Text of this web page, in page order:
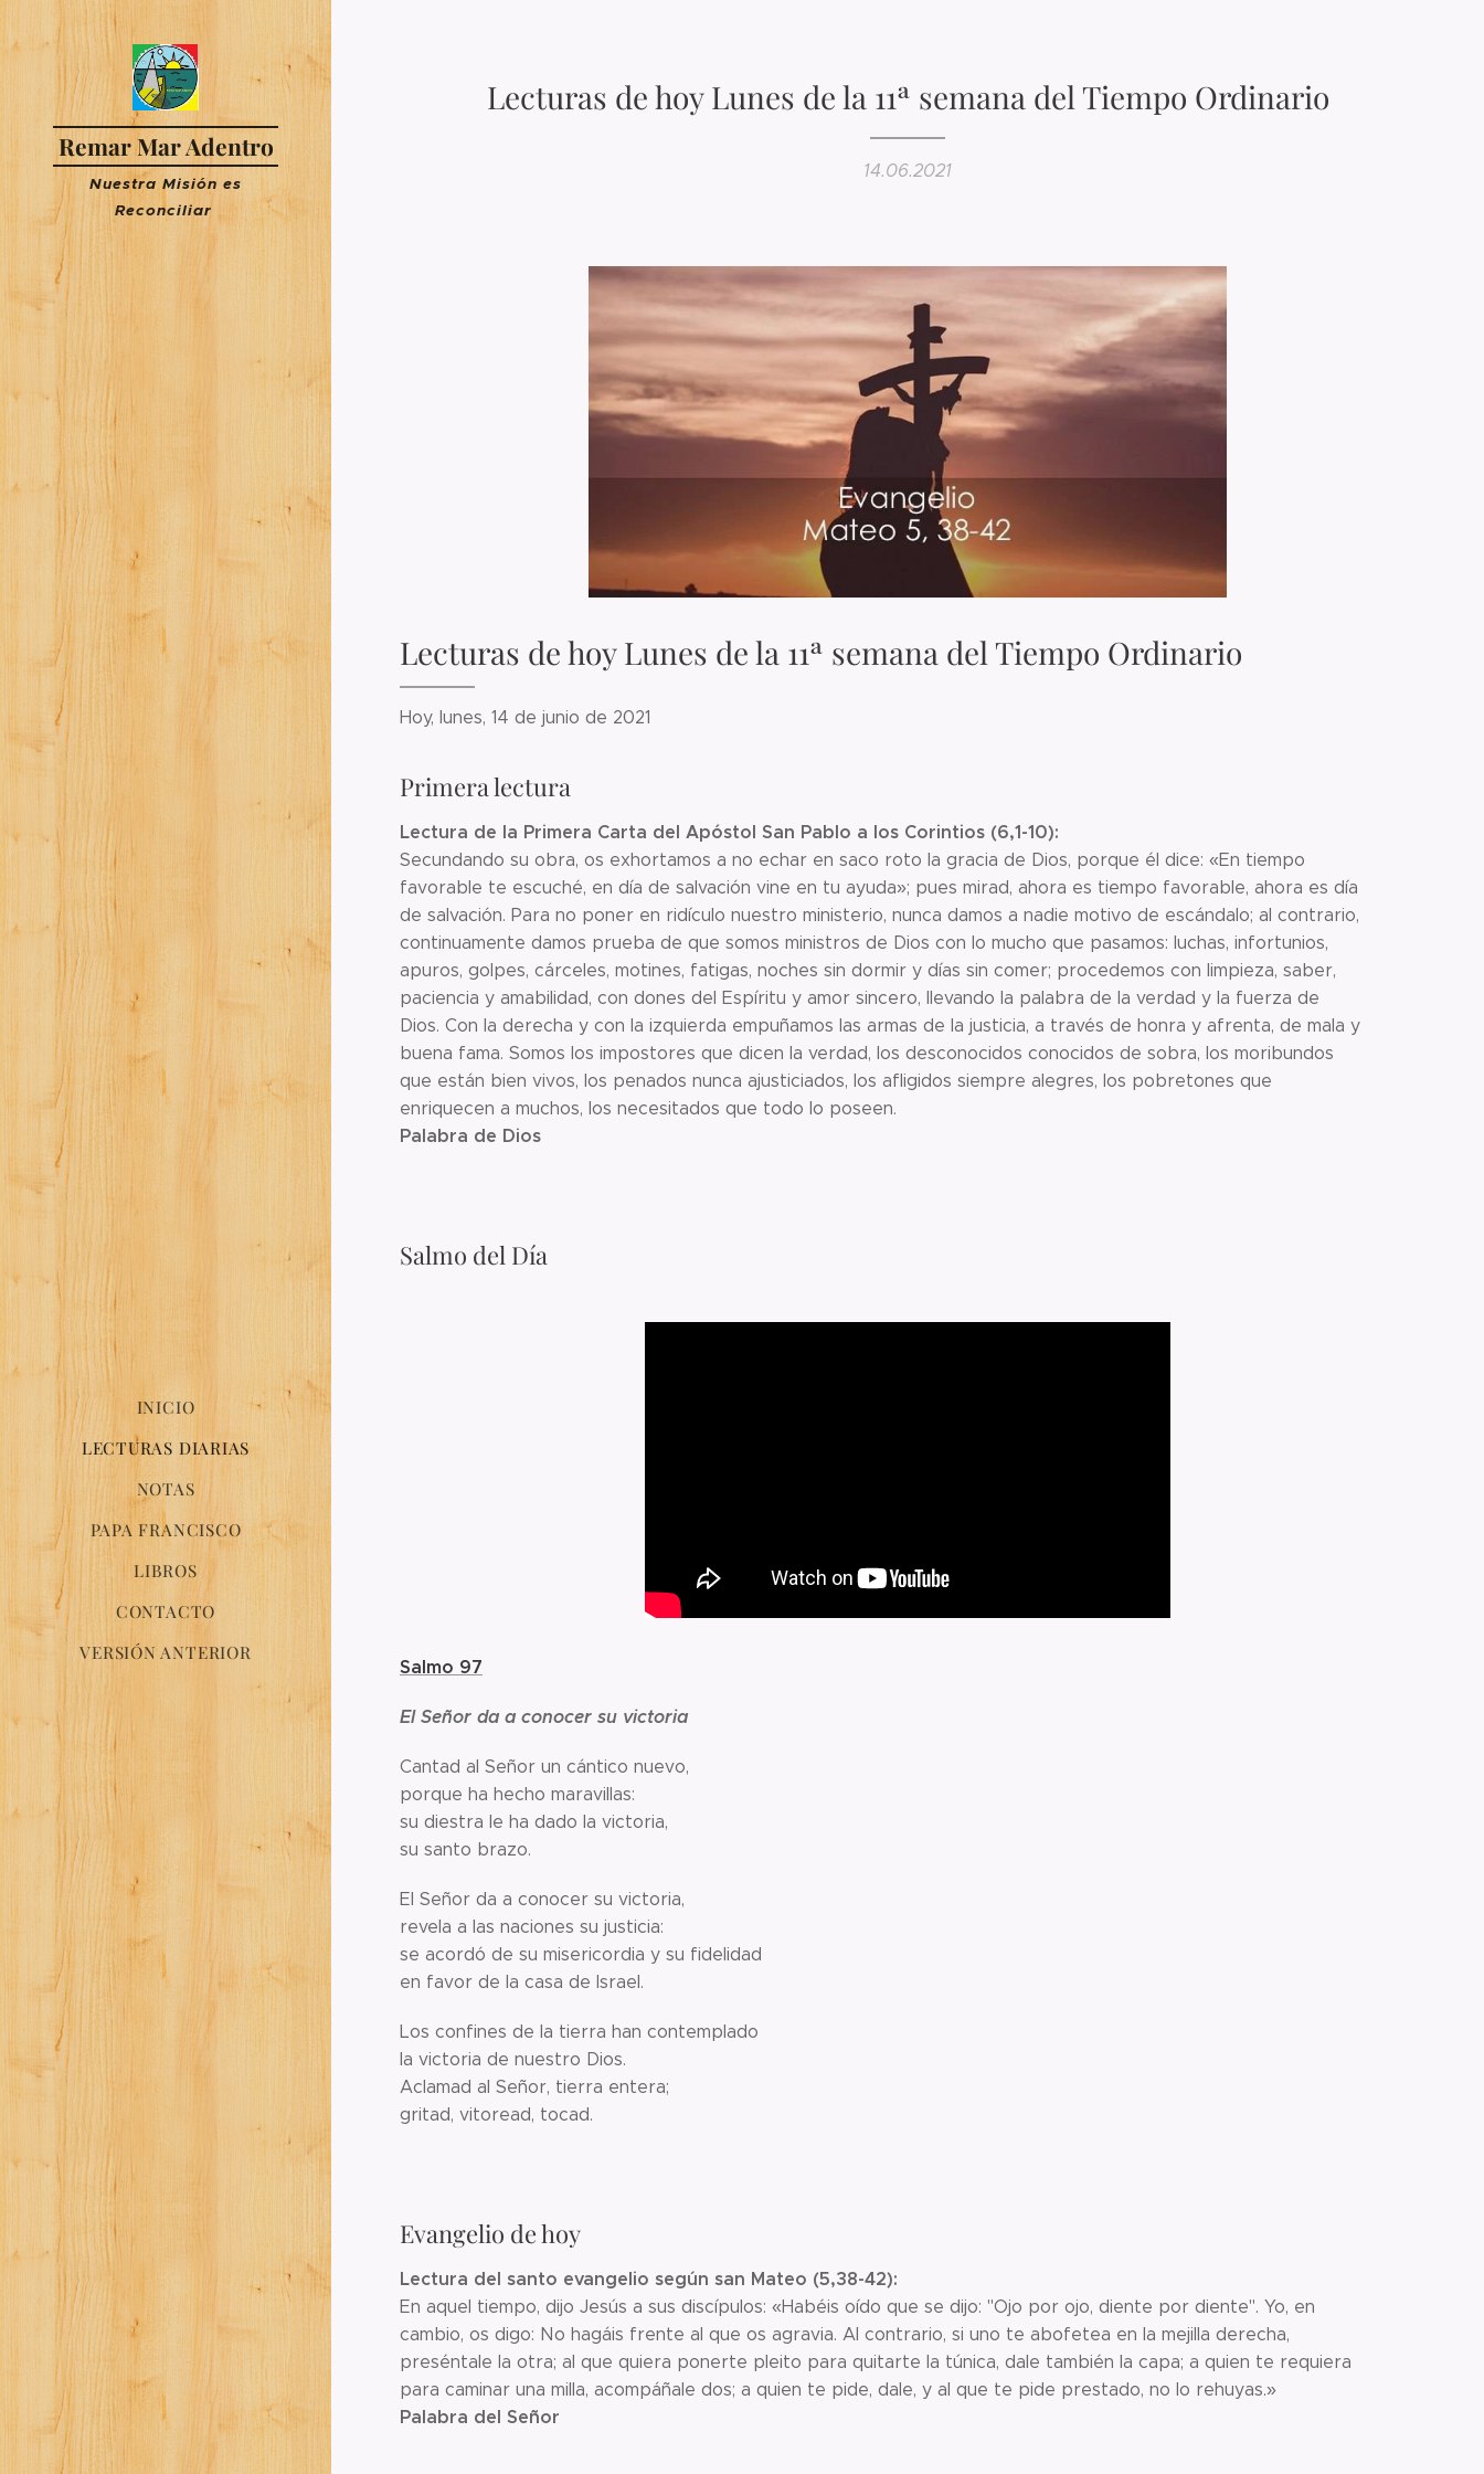
Remar Mar Adentro
Nuestra Misión es
Reconciliar
INICIO
LECTURAS DIARIAS
NOTAS
PAPA FRANCISCO
LIBROS
CONTACTO
VERSIÓN ANTERIOR
Lecturas de hoy Lunes de la 11ª semana del Tiempo Ordinario
14.06.2021
Lecturas de hoy Lunes de la 11ª semana del Tiempo Ordinario
Hoy, lunes, 14 de junio de 2021
Primera lectura
Lectura de la Primera Carta del Apóstol San Pablo a los Corintios (6,1-10):
Secundando su obra, os exhortamos a no echar en saco roto la gracia de Dios, porque él dice: «En tiempo
favorable te escuché, en día de salvación vine en tu ayuda»; pues mirad, ahora es tiempo favorable, ahora es día
de salvación. Para no poner en ridículo nuestro ministerio, nunca damos a nadie motivo de escándalo; al contrario,
continuamente damos prueba de que somos ministros de Dios con lo mucho que pasamos: luchas, infortunios,
apuros, golpes, cárceles, motines, fatigas, noches sin dormir y días sin comer; procedemos con limpieza, saber,
paciencia y amabilidad, con dones del Espíritu y amor sincero, llevando la palabra de la verdad y la fuerza de
Dios. Con la derecha y con la izquierda empuñamos las armas de la justicia, a través de honra y afrenta, de mala y
buena fama. Somos los impostores que dicen la verdad, los desconocidos conocidos de sobra, los moribundos
que están bien vivos, los penados nunca ajusticiados, los afligidos siempre alegres, los pobretones que
enriquecen a muchos, los necesitados que todo lo poseen.
Palabra de Dios
Salmo del Día
Salmo 97
El Señor da a conocer su victoria
Cantad al Señor un cántico nuevo,
porque ha hecho maravillas:
su diestra le ha dado la victoria,
su santo brazo.
El Señor da a conocer su victoria,
revela a las naciones su justicia:
se acordó de su misericordia y su fidelidad
en favor de la casa de Israel.
Los confines de la tierra han contemplado
la victoria de nuestro Dios.
Aclamad al Señor, tierra entera;
gritad, vitoread, tocad.
Evangelio de hoy
Lectura del santo evangelio según san Mateo (5,38-42):
En aquel tiempo, dijo Jesús a sus discípulos: «Habéis oído que se dijo: "Ojo por ojo, diente por diente". Yo, en
cambio, os digo: No hagáis frente al que os agravia. Al contrario, si uno te abofetea en la mejilla derecha,
preséntale la otra; al que quiera ponerte pleito para quitarte la túnica, dale también la capa; a quien te requiera
para caminar una milla, acompáñale dos; a quien te pide, dale, y al que te pide prestado, no lo rehuyas.»
Palabra del Señor